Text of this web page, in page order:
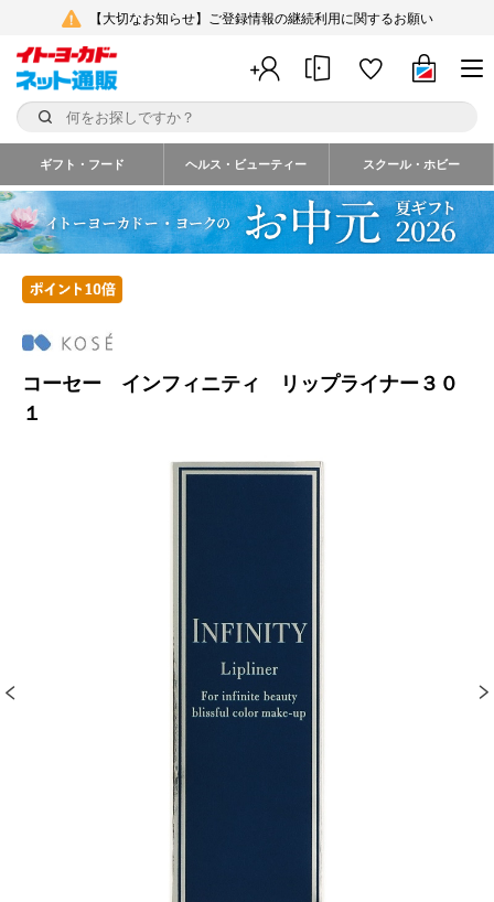
【大切なお知らせ】ご登録情報の継続利用に関するお願い
ギフト・フード ヘルス・ビューティー スクール・ホビー
コーセー インフィニティ リップライナー３０
１